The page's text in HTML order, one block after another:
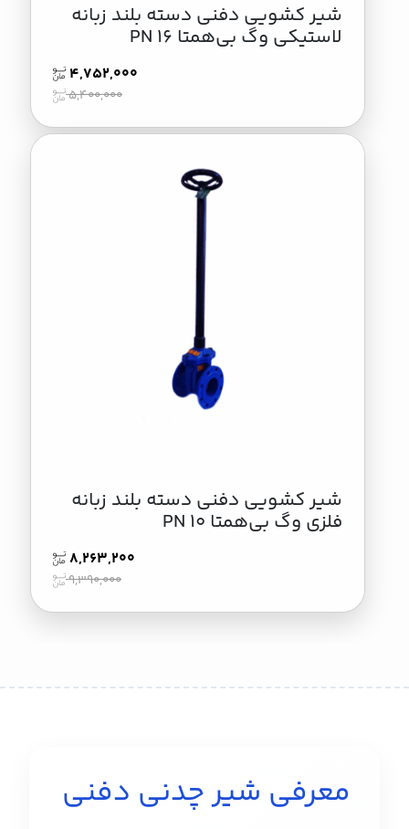
شیر کشویی دفنی دسته بلند زبانه
لاستیکی وگ بی‌همتا PN 16
4,752,000
5,400,000
شیر کشویی دفنی دسته بلند زبانه
فلزی وگ بی‌همتا PN 10
8,263,200
9,390,000
معرفی شیر چدنی دفنی